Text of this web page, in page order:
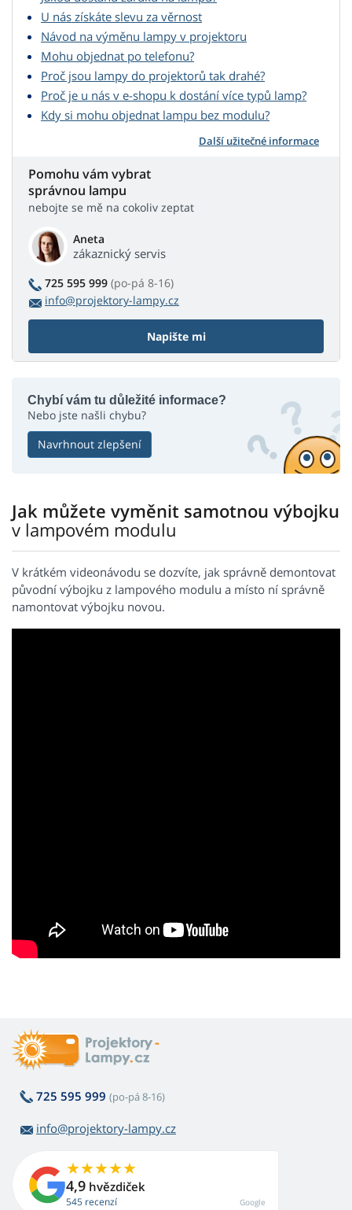
U nás získáte slevu za věrnost
Návod na výměnu lampy v projektoru
Mohu objednat po telefonu?
Proč jsou lampy do projektorů tak drahé?
Proč je u nás v e-shopu k dostání více typů lamp?
Kdy si mohu objednat lampu bez modulu?
Další užitečné informace
Pomohu vám vybrat
správnou lampu
nebojte se mě na cokoliv zeptat
Aneta
zákaznický servis
725 595 999 (po-pá 8-16)
info@projektory-lampy.cz
Napište mi
Chybí vám tu důležité informace?
Nebo jste našli chybu?
Navrhnout zlepšení
Jak můžete vyměnit samotnou výbojku
v lampovém modulu
V krátkém videonávodu se dozvíte, jak správně demontovat
původní výbojku z lampového modulu a místo ní správně
namontovat výbojku novou.
725 595 999 (po-pá 8-16)
info@projektory-lampy.cz
4,9 hvězdiček
545 recenzí Google